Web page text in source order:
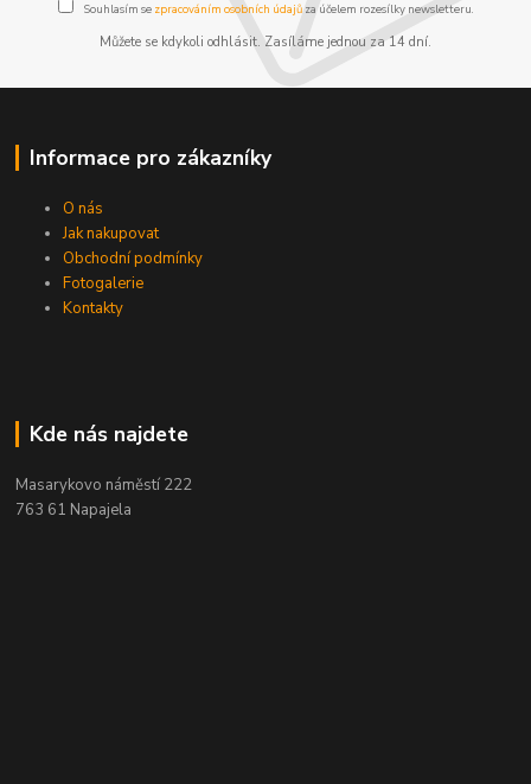
Souhlasím se zpracováním osobních údajůza účelem rozesílky newsletteru.
Můžete se kdykoli odhlásit. Zasíláme jednou za 14 dní.
Informace pro zákazníky
O nás
Jak nakupovat
Obchodní podmínky
Fotogalerie
Kontakty
Kde nás najdete
Masarykovo náměstí 222
763 61 Napajela